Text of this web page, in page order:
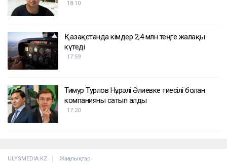
18:10
Қазақстанда кімдер 2,4 млн теңге жалақы
күтеді
17:59
Тимур Турлов Нұрәлі Әлиевке тиесілі болған
компанияны сатып алды
17:20
ULYSMEDIA.KZ Жаңалықтар